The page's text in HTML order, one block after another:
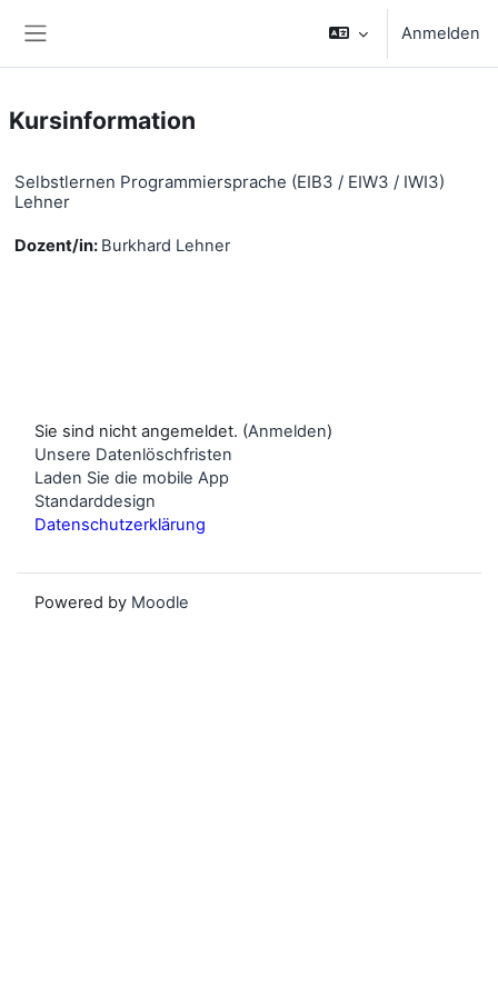
Anmelden
Kursinformation
Selbstlernen Programmiersprache (EIB3 / EIW3 / IWI3)
Lehner
Dozent/in: Burkhard Lehner
Sie sind nicht angemeldet. (Anmelden)
Unsere Datenlöschfristen
Laden Sie die mobile App
Standarddesign
Datenschutzerklärung
Powered by Moodle